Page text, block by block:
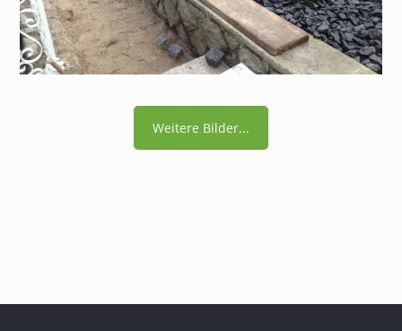
Weitere Bilder...